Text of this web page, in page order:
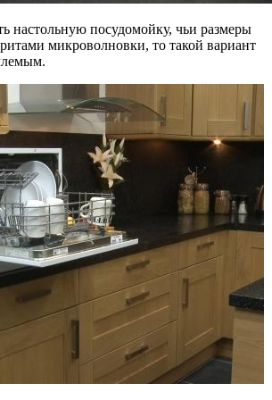
настольную посудомойку, чьи размеры
микроволновки, то такой вариант